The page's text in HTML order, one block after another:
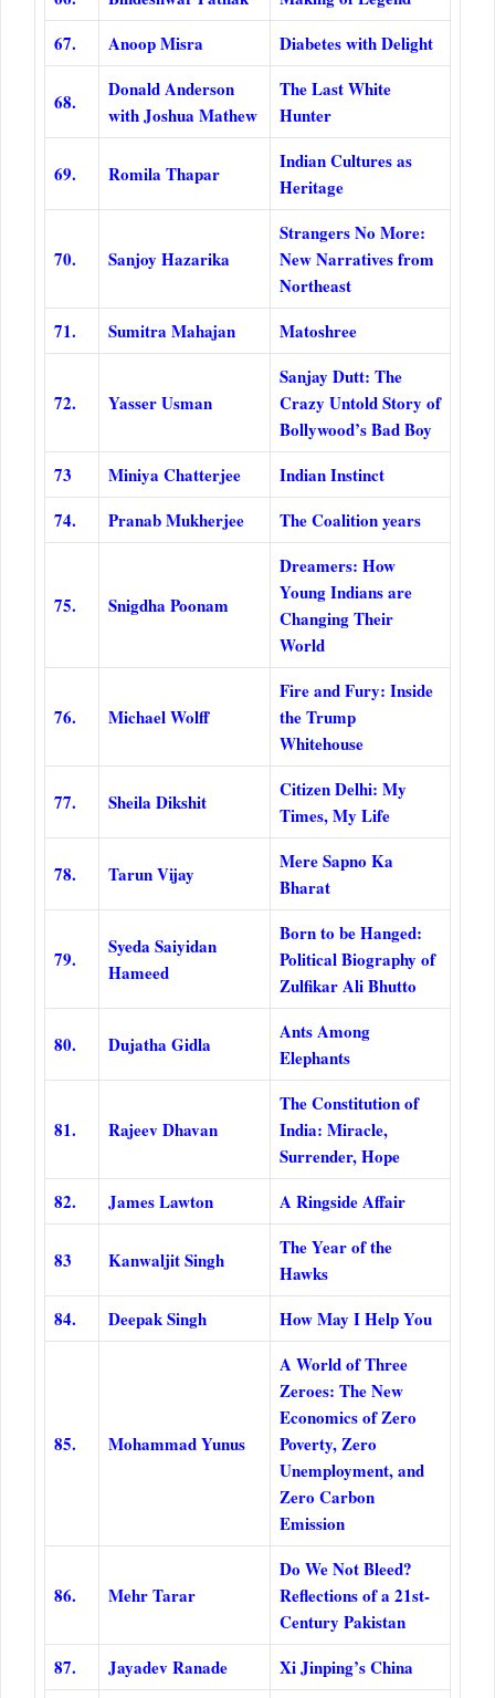
67.
Anoop Misra Diabetes with Delight
68.
Donald Anderson
with Joshua Mathew
The Last White
Hunter
69. Romila Thapar
Indian Cultures as
Heritage
70. Sanjoy Hazarika
Strangers No More:
New Narratives from
Northeast
71.
Sumitra Mahajan Matoshree
72. Yasser Usman
Sanjay Dutt: The
Crazy Untold Story of
Bollywood’s Bad Boy
73
Miniya Chatterjee
Indian Instinct
74.
Pranab Mukherjee The Coalition years
75. Snigdha Poonam
Dreamers: How
Young Indians are
Changing Their
World
76. Michael Wolff
Fire and Fury: Inside
the Trump
Whitehouse
77. Sheila Dikshit
Citizen Delhi: My
Times, My Life
78. Tarun Vijay
Mere Sapno Ka
Bharat
79.
Syeda Saiyidan
Hameed
Born to be Hanged:
Political Biography of
Zulfikar Ali Bhutto
80. Dujatha Gidla
Ants Among
Elephants
81. Rajeev Dhavan
The Constitution of
India: Miracle,
Surrender, Hope
82.
James Lawton A Ringside Affair
83 Kanwaljit Singh
The Year of the
Hawks
84.
Deepak Singh How May I Help You
85. Mohammad Yunus
A World of Three
Zeroes: The New
Economics of Zero
Poverty, Zero
Unemployment, and
Zero Carbon
Emission
86. Mehr Tarar
Do We Not Bleed?
Reflections of a 21st-
Century Pakistan
87.
Jayadev Ranade Xi Jinping’s China